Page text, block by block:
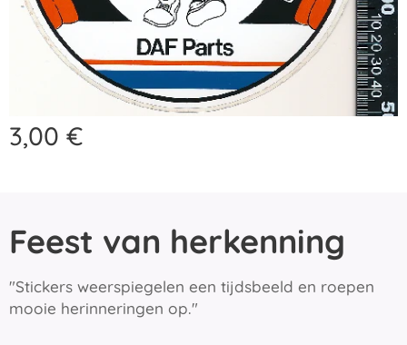
3,00 €
Feest van herkenning
"Stickers weerspiegelen een tijdsbeeld en roepen
mooie herinneringen op."